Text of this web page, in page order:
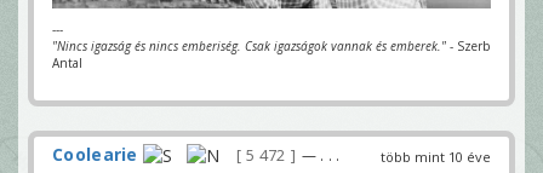
---
"Nincs igazság és nincs emberiség. Csak igazságok vannak és emberek." - Szerb
Antal
több mint 10 éve
Coolearie 5 472 — . . .